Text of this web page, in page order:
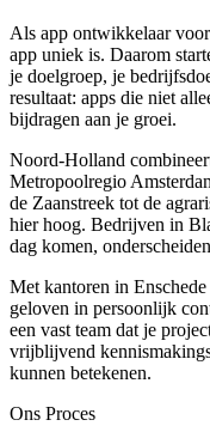
Als app ontwikkelaar
app uniek is. Daarom
je doelgroep, je
resultaat: apps die niet
bijdragen aan je groei.
Noord-Holland
Metropoolregio
de Zaanstreek tot de
hier hoog. Bedrijven in
dag komen,
Met kantoren in
geloven in persoonlijk
een vast team dat je
vrijblijvend
kunnen betekenen.
Ons Proces